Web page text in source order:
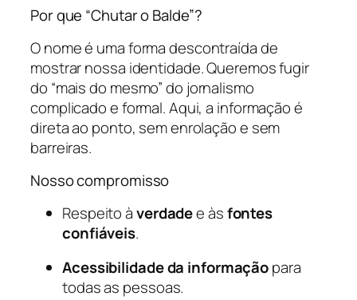
Por que “Chutar o Balde”?
O nome é uma forma descontraída de
mostrar nossa identidade. Queremos fugir
do “mais do mesmo” do jornalismo
complicado e formal. Aqui, a informação é
direta ao ponto, sem enrolação e sem
barreiras.
Nosso compromisso
Respeito àverdadee àsfontes
confiáveis.
Acessibilidade da informaçãopara
todas as pessoas.